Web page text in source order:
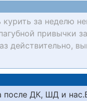
куpить за неделю
привычки
действительно,
ДК, ШД и